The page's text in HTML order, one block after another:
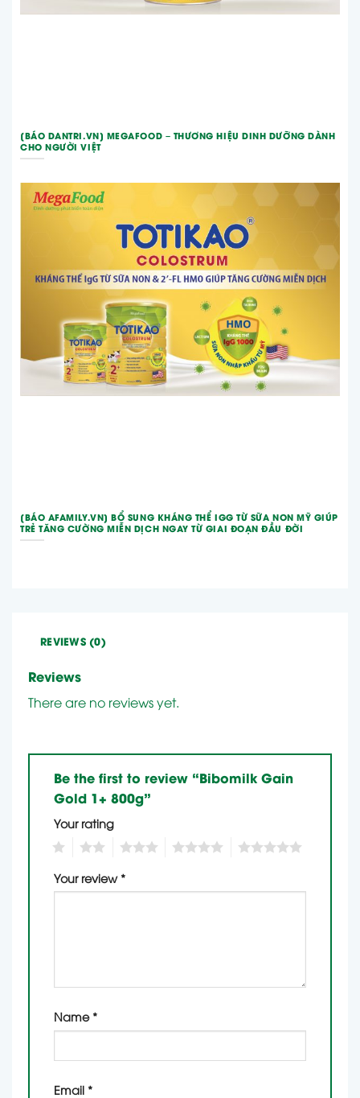
[BÁO DANTRI.VN] MEGAFOOD – THƯƠNG HIỆU DINH DƯỠNG DÀNH
CHO NGƯỜI VIỆT
[BÁO AFAMILY.VN] BỔ SUNG KHÁNG THỂ IGG TỪ SỮA NON MỸ GIÚP
TRẺ TĂNG CƯỜNG MIỄN DỊCH NGAY TỪ GIAI ĐOẠN ĐẦU ĐỜI
REVIEWS (0)
Reviews
There are no reviews yet.
Be the first to review “Bibomilk Gain
Gold 1+ 800g”
Your rating
Your review *
Name *
Email *